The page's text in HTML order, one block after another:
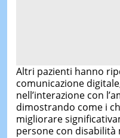
Altri pazienti hanno
comunicazione
nell’interazione con
dimostrando come i
migliorare
persone con disabilità